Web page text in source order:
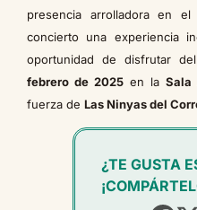
presencia arrolladora en
concierto una experiencia
oportunidad de disfrutar
febrero de 2025 en la Sala
fuerza de Las Ninyas del
¿TE GUSTA